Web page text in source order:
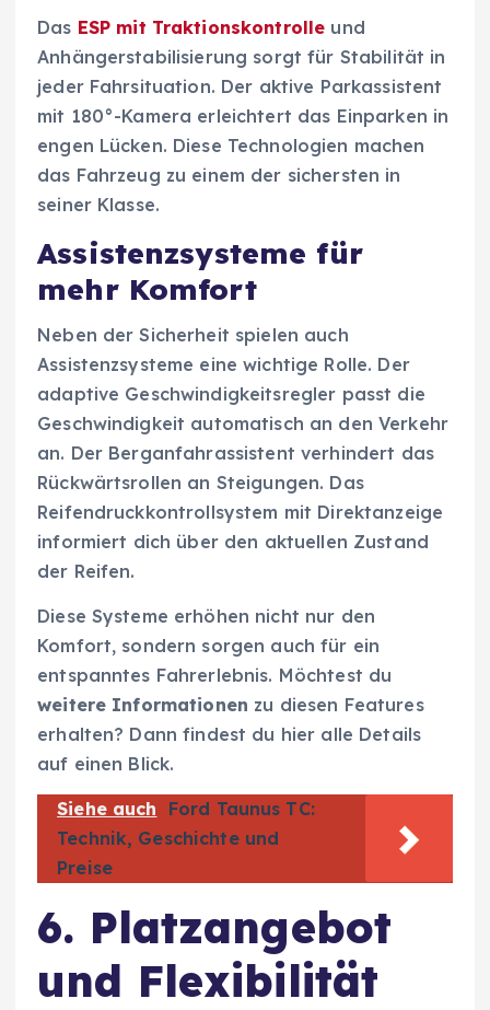
Das ESP mit Traktionskontrolle und
Anhängerstabilisierung sorgt für Stabilität in
jeder Fahrsituation. Der aktive Parkassistent
mit 180°-Kamera erleichtert das Einparken in
engen Lücken. Diese Technologien machen
das Fahrzeug zu einem der sichersten in
seiner Klasse.
Assistenzsysteme für
mehr Komfort
Neben der Sicherheit spielen auch
Assistenzsysteme eine wichtige Rolle. Der
adaptive Geschwindigkeitsregler passt die
Geschwindigkeit automatisch an den Verkehr
an. Der Berganfahrassistent verhindert das
Rückwärtsrollen an Steigungen. Das
Reifendruckkontrollsystem mit Direktanzeige
informiert dich über den aktuellen Zustand
der Reifen.
Diese Systeme erhöhen nicht nur den
Komfort, sondern sorgen auch für ein
entspanntes Fahrerlebnis. Möchtest du
weitere Informationen zu diesen Features
erhalten? Dann findest du hier alle Details
auf einen Blick.
Siehe auch
Ford Taunus TC:
Technik, Geschichte und
Preise
6. Platzangebot
und Flexibilität